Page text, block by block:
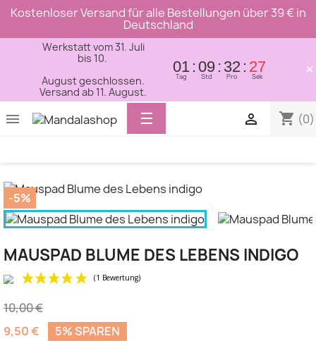
Kostenloser Versand für alle Bestellungen über 39 € in
Deutschland
Werkstatt vom 31. Juli
bis 10.
August geschlossen.
Versand ab 11. August.
01
Tag
09
Std
32
Pro
27
Sek ×
 shopping_cart (0)

Toggle
navigation
☰
-5%
MAUSPAD BLUME DES LEBENS INDIGO
(1 Bewertung)
10,00 €
9,50 €
5% SPAREN